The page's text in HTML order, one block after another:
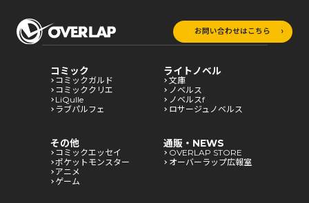
お問い合わせはこちら
コミック
コミックガルド
コミッククリエ
LiQulle
ラブパルフェ
ライトノベル
文庫
ノベルス
ノベルスf
ロサージュノベルス
その他
コミックエッセイ
ポケットモンスター
アニメ
ゲーム
通販・NEWS
OVERLAP STORE
オーバーラップ広報室